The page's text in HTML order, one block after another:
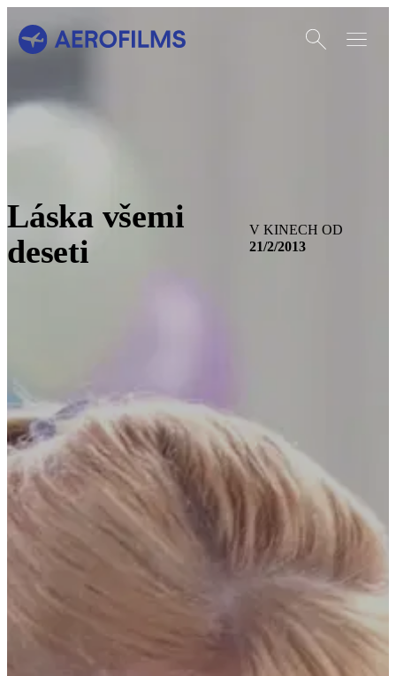
Přejít na úvodní stránku
Otevřít
Láska všemi
deseti
V KINECH OD
21/2/2013